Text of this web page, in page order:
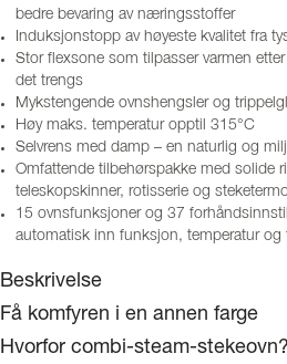
bedre bevaring av næringsstoffer
Induksjonstopp av høyeste kvalitet fra
Stor flexsone som tilpasser varmen
det trengs
Mykstengende ovnshengsler og
Høy maks. temperatur opptil 315°C
Selvrens med damp – en naturlig og
Omfattende tilbehørspakke med solide
teleskopskinner, rotisserie og
15 ovnsfunksjoner og 37
automatisk inn funksjon, temperatur og
Beskrivelse
Få komfyren i en annen farge
Hvorfor combi-steam-stekeovn?